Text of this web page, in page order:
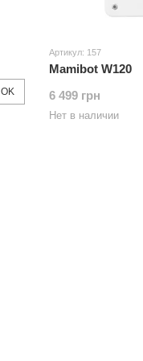
Артикул: 157
Mamibot W120
6 499 грн
Нет в наличии
OK